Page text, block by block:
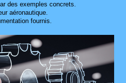
des exemples concrets.
aéronautique.
fournis.